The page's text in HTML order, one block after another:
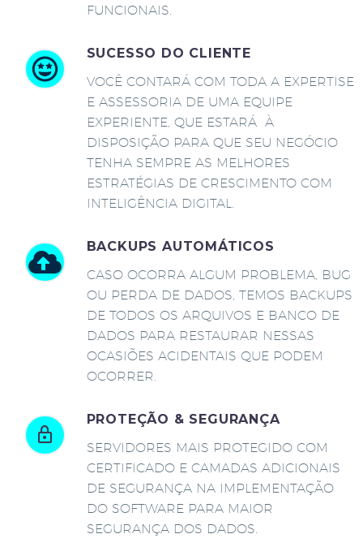
FUNCIONAIS.
SUCESSO DO CLIENTE
VOCÊ CONTARÁ COM TODA A EXPERTISE
E ASSESSORIA DE UMA EQUIPE
EXPERIENTE, QUE ESTARÁ À
DISPOSIÇÃO PARA QUE SEU NEGÓCIO
TENHA SEMPRE AS MELHORES
ESTRATÉGIAS DE CRESCIMENTO COM
INTELIGÊNCIA DIGITAL.
BACKUPS AUTOMÁTICOS
CASO OCORRA ALGUM PROBLEMA, BUG
OU PERDA DE DADOS, TEMOS BACKUPS
DE TODOS OS ARQUIVOS E BANCO DE
DADOS PARA RESTAURAR NESSAS
OCASIÕES ACIDENTAIS QUE PODEM
OCORRER.
PROTEÇÃO & SEGURANÇA
SERVIDORES MAIS PROTEGIDO COM
CERTIFICADO E CAMADAS ADICIONAIS
DE SEGURANÇA NA IMPLEMENTAÇÃO
DO SOFTWARE PARA MAIOR
SEGURANÇA DOS DADOS.